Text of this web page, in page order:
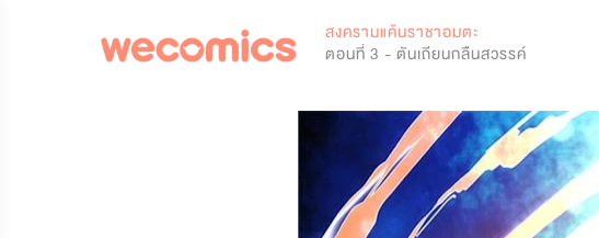
สงครามแค้นราชาอมตะ
ตอนที่ 3 - ตันเถียนกลืนสวรรค์